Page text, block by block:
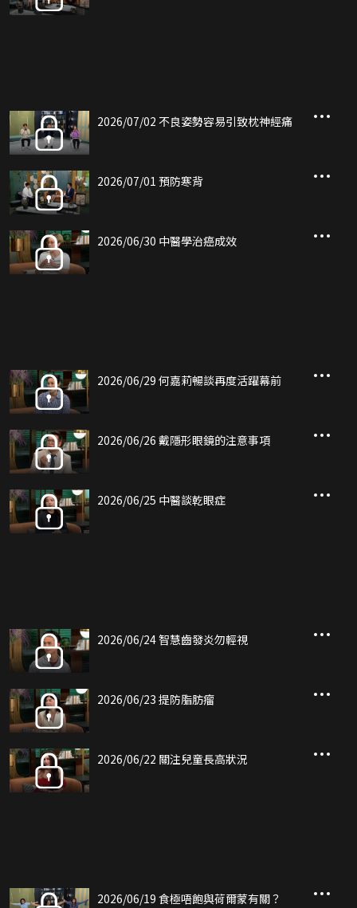
2026/07/02 不良姿勢容易引致枕神經痛
2026/07/01 預防寒背
2026/06/30 中醫學治癌成效
2026/06/29 何嘉莉暢談再度活躍幕前
2026/06/26 戴隱形眼鏡的注意事項
2026/06/25 中醫談乾眼症
2026/06/24 智慧齒發炎勿輕視
2026/06/23 提防脂肪瘤
2026/06/22 關注兒童長高狀況
2026/06/19 食極唔飽與荷爾蒙有關？